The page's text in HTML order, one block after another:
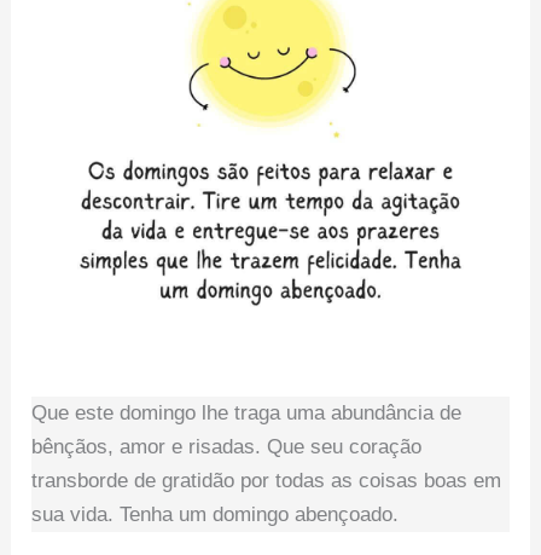
Que este domingo lhe traga uma abundância de
bênçãos, amor e risadas. Que seu coração
transborde de gratidão por todas as coisas boas em
sua vida. Tenha um domingo abençoado.